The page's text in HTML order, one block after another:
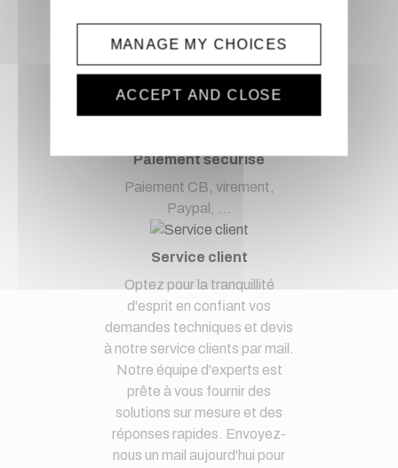
partenaire GLS, partout en
France métropolitaine et en
Europe entre 24h et 48h après
mise à disposition des produits
Paiement sécurisé
Paiement CB, virement,
Paypal, ...
Service client
Optez pour la tranquillité
d'esprit en confiant vos
demandes techniques et devis
à notre service clients par mail.
Notre équipe d'experts est
prête à vous fournir des
solutions sur mesure et des
réponses rapides. Envoyez-
nous un mail aujourd'hui pour
MANAGE MY CHOICES
ACCEPT AND CLOSE